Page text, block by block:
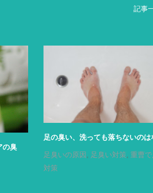
記事
の臭
足の臭い、洗っても落ちないのは
足臭いの原因 足臭い対策 重曹
対策